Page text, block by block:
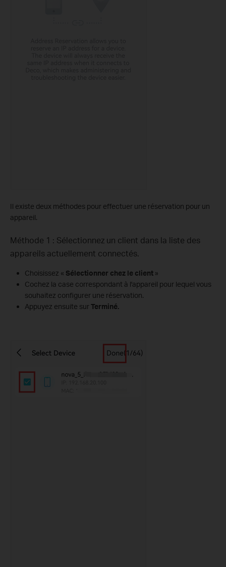
Il existe deux méthodes pour effectuer une réservation pour un
appareil.
Méthode 1 : Sélectionnez un client dans la liste des
appareils actuellement connectés.
Choisissez « Sélectionner chez le client »
Cochez la case correspondant à l'appareil pour lequel vous
souhaitez configurer une réservation.
Appuyez ensuite surTerminé.